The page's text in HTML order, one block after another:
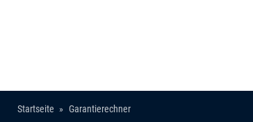
Startseite Garantierechner